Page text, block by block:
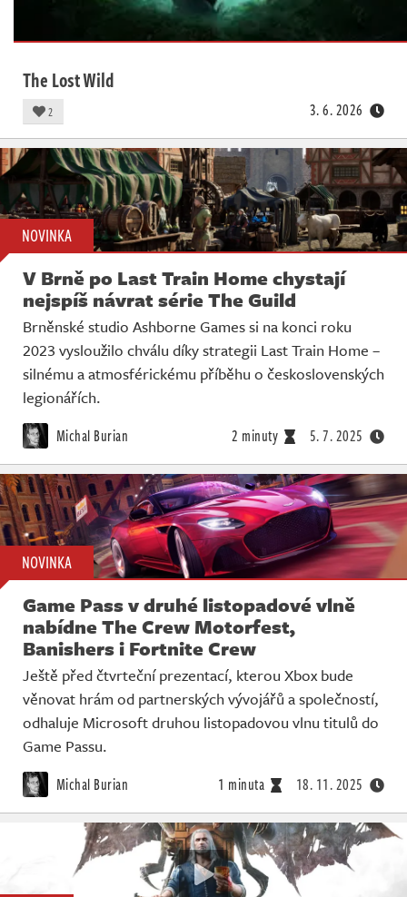
The Lost Wild
2 3. 6. 2026
NOVINKA
V Brně po Last Train Home chystají
nejspíš návrat série The Guild
Brněnské studio Ashborne Games si na konci roku
2023 vysloužilo chválu díky strategii Last Train Home –
silnému a atmosférickému příběhu o československých
legionářích.
Michal Burian 2 minuty 5. 7. 2025
NOVINKA
Game Pass v druhé listopadové vlně
nabídne The Crew Motorfest,
Banishers i Fortnite Crew
Ještě před čtvrteční prezentací, kterou Xbox bude
věnovat hrám od partnerských vývojářů a společností,
odhaluje Microsoft druhou listopadovou vlnu titulů do
Game Passu.
Michal Burian 1 minuta 18. 11. 2025